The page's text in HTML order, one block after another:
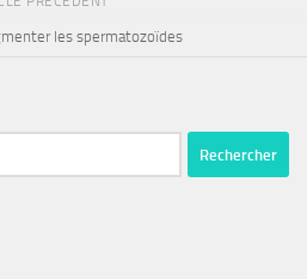
les spermatozoïdes